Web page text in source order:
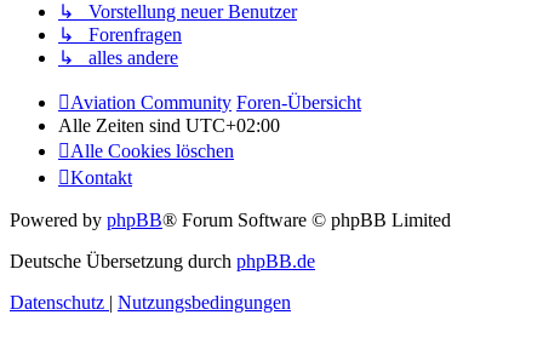
↳ Vorstellung neuer Benutzer
↳ Forenfragen
↳ alles andere
Aviation Community Foren-Übersicht
Alle Zeiten sind UTC+02:00
Alle Cookies löschen
Kontakt
Powered by phpBB® Forum Software © phpBB Limited
Deutsche Übersetzung durch phpBB.de
Datenschutz
Nutzungsbedingungen